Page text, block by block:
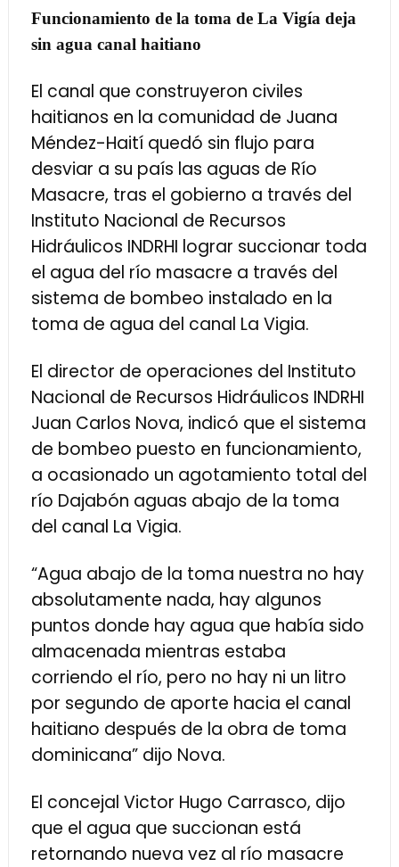
Funcionamiento de la toma de La Vigía deja
sin agua canal haitiano
El canal que construyeron civiles
haitianos en la comunidad de Juana
Méndez-Haití quedó sin flujo para
desviar a su país las aguas de Río
Masacre, tras el gobierno a través del
Instituto Nacional de Recursos
Hidráulicos INDRHI lograr succionar toda
el agua del río masacre a través del
sistema de bombeo instalado en la
toma de agua del canal La Vigia.
El director de operaciones del Instituto
Nacional de Recursos Hidráulicos INDRHI
Juan Carlos Nova, indicó que el sistema
de bombeo puesto en funcionamiento,
a ocasionado un agotamiento total del
río Dajabón aguas abajo de la toma
del canal La Vigia.
“Agua abajo de la toma nuestra no hay
absolutamente nada, hay algunos
puntos donde hay agua que había sido
almacenada mientras estaba
corriendo el río, pero no hay ni un litro
por segundo de aporte hacia el canal
haitiano después de la obra de toma
dominicana” dijo Nova.
El concejal Victor Hugo Carrasco, dijo
que el agua que succionan está
retornando nueva vez al río masacre